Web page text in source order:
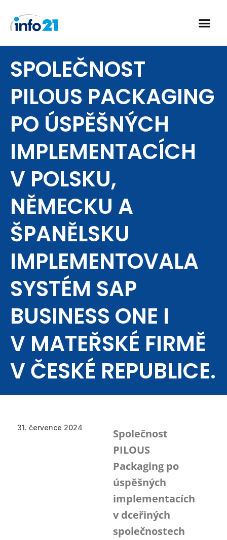
Přeskočit
SPOLEČNOST
PILOUS PACKAGING
PO ÚSPĚŠNÝCH
IMPLEMENTACÍCH
V POLSKU,
NĚMECKU A
ŠPANĚLSKU
IMPLEMENTOVALA
SYSTÉM SAP
BUSINESS ONE I
V MATEŘSKÉ FIRMĚ
V ČESKÉ REPUBLICE.
31. července 2024
Společnost
PILOUS
Packaging po
úspěšných
implementacích
v dceřiných
společnostech